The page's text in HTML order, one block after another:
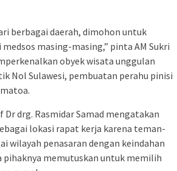
berbagai daerah, dimohon untuk
masing-masing,” pinta AM Sukri
obyek wisata unggulan
Nol Sulawesi, pembuatan perahu pinisi
Dr drg. Rasmidar Samad mengatakan
lokasi rapat kerja karena teman-
wilayah penasaran dengan keindahan
pihaknya memutuskan untuk memilih